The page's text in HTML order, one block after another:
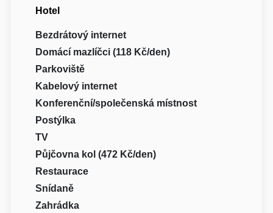
Hotel
Bezdrátový internet
Domácí mazlíčci (118 Kč/den)
Parkoviště
Kabelový internet
Konferenční/společenská místnost
Postýlka
TV
Půjčovna kol (472 Kč/den)
Restaurace
Snídaně
Zahrádka